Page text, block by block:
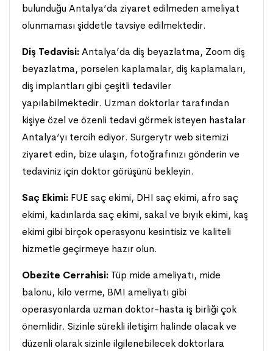
bulunduğu Antalya’da ziyaret edilmeden ameliyat
olunmaması şiddetle tavsiye edilmektedir.
Diş Tedavisi:Antalya’da diş beyazlatma, Zoom diş
beyazlatma, porselen kaplamalar, diş kaplamaları,
diş implantları gibi çeşitli tedaviler
yapılabilmektedir. Uzman doktorlar tarafından
kişiye özel ve özenli tedavi görmek isteyen hastalar
Antalya’yı tercih ediyor. Surgerytr web sitemizi
ziyaret edin, bize ulaşın, fotoğrafınızı gönderin ve
tedaviniz için doktor görüşünü bekleyin.
Saç Ekimi: FUE saç ekimi, DHI saç ekimi, afro saç
ekimi, kadınlarda saç ekimi, sakal ve bıyık ekimi, kaş
ekimi gibi birçok operasyonu kesintisiz ve kaliteli
hizmetle geçirmeye hazır olun.
Obezite Cerrahisi: Tüp mide ameliyatı, mide
balonu, kilo verme, BMI ameliyatı gibi
operasyonlarda uzman doktor-hasta iş birliği çok
önemlidir. Sizinle sürekli iletişim halinde olacak ve
düzenli olarak sizinle ilgilenebilecek doktorlara